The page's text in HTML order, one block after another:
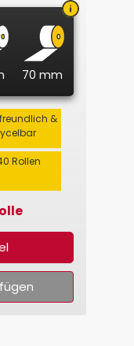
70 mm
&
Rollen